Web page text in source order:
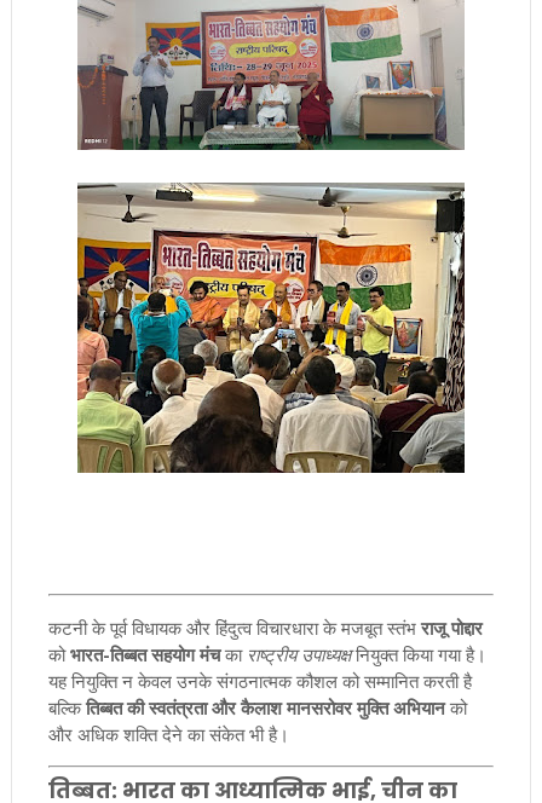
कटनी के पूर्व विधायक और हिंदुत्व विचारधारा के मजबूत स्तंभ राजू पोद्दार
कोभारत-तिब्बत सहयोग मंचका राष्ट्रीय उपाध्यक्षनियुक्त किया गया है।
यह नियुक्ति न केवल उनके संगठनात्मक कौशल को सम्मानित करती है
बल्कितिब्बत की स्वतंत्रता और कैलाश मानसरोवर मुक्ति अभियानको
और अधिक शक्ति देने का संकेत भी है।
तिब्बत: भारत का आध्यात्मिक भाई, चीन का